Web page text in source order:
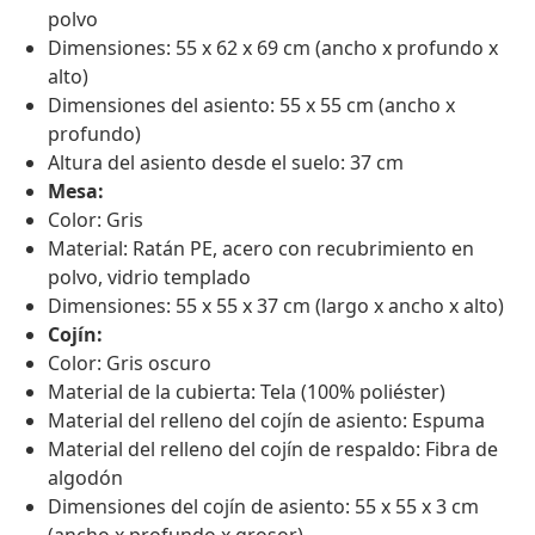
polvo
Dimensiones: 55 x 62 x 69 cm (ancho x profundo x
alto)
Dimensiones del asiento: 55 x 55 cm (ancho x
profundo)
Altura del asiento desde el suelo: 37 cm
Mesa:
Color: Gris
Material: Ratán PE, acero con recubrimiento en
polvo, vidrio templado
Dimensiones: 55 x 55 x 37 cm (largo x ancho x alto)
Cojín:
Color: Gris oscuro
Material de la cubierta: Tela (100% poliéster)
Material del relleno del cojín de asiento: Espuma
Material del relleno del cojín de respaldo: Fibra de
algodón
Dimensiones del cojín de asiento: 55 x 55 x 3 cm